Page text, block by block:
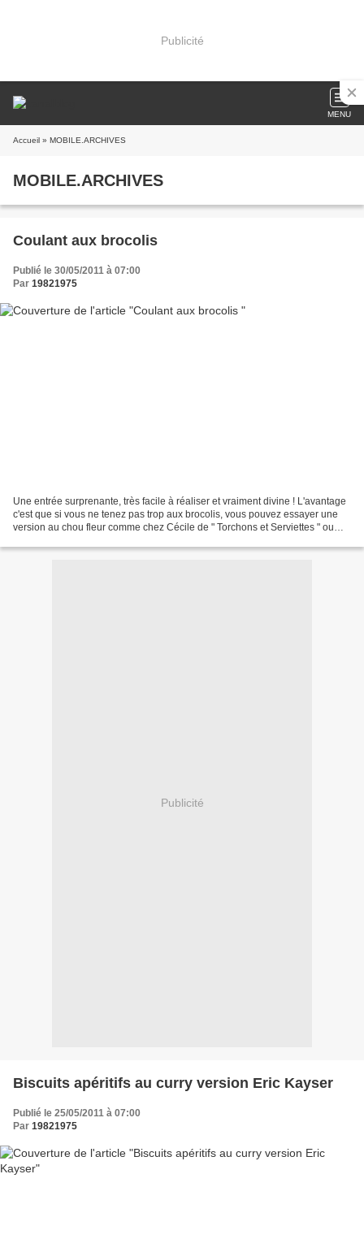
Publicité
MENU
Accueil » MOBILE.ARCHIVES
MOBILE.ARCHIVES
Coulant aux brocolis
Publié le 30/05/2011 à 07:00
Par 19821975
Une entrée surprenante, très facile à réaliser et vraiment divine ! L'avantage
c'est que si vous ne tenez pas trop aux brocolis, vous pouvez essayer une
version au chou fleur comme chez Cécile de " Torchons et Serviettes " ou
Publicité
Biscuits apéritifs au curry version Eric Kayser
Publié le 25/05/2011 à 07:00
Par 19821975